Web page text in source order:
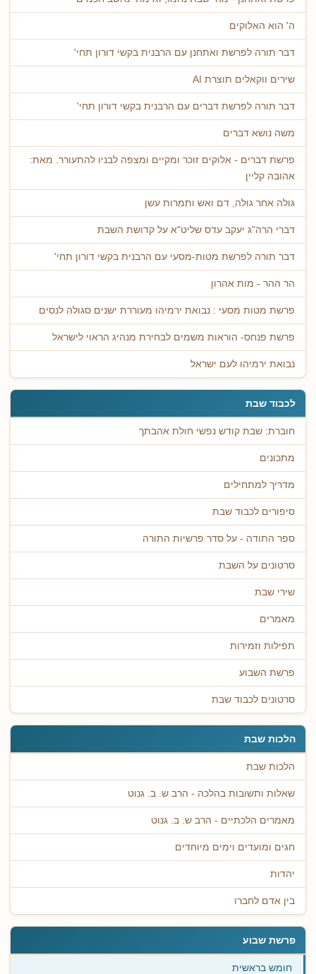
ה' הוא האלוקים
דבר תורה לפרשת ואתחנן עם הרבנית בקשי דורון תחי'
שירים ווקאלים תוצרת AI
דבר תורה לפרשת דברים עם הרבנית בקשי דורון תחי'
משה נושא דברים
פרשת דברים - אלוקים זוכר ומקיים ומצפה לבניו להתעורר. מאת:
אהובה קליין
גולה אחר גולה, דם ואש ותמרות עשן
דברי הרה"ג יעקב עדס שליט"א על קדושת השבת
דבר תורה לפרשת מטות-מסעי עם הרבנית בקשי דורון תחי'
הר ההר - מות אהרון
פרשת מטות מסעי : נבואת ירמיהו מעוררת ישנים סגולה לנסים
פרשת פנחס- הוראות משמים לבחירת מנהיג הראוי לישראל
נבואת ירמיהו לעם ישראל
לכבוד שבת
חוברת: שבת קודש נפשי חולת אהבתך
מתכונים
מדריך למתחילים
סיפורים לכבוד שבת
ספר התודה - על סדר פרשיות התורה
סרטונים על השבת
שירי שבת
מאמרים
תפילות וזמירות
פרשת השבוע
סרטונים לכבוד שבת
הלכות שבת
הלכות שבת
שאלות ותשובות בהלכה - הרב ש. ב. גנוט
מאמרים הלכתיים - הרב ש. ב. גנוט
חגים ומועדים וימים מיוחדים
יהדות
בין אדם לחברו
פרשת שבוע
חומש בראשית